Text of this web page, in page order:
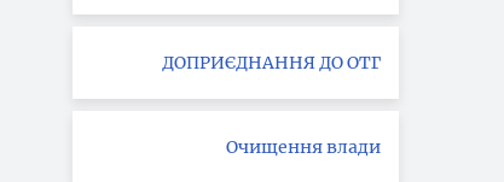
ДОПРИЄДНАННЯ ДО ОТГ
Очищення влади